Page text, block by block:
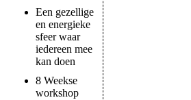
Een gezellige
en energieke
sfeer waar
iedereen mee
kan doen
8 Weekse
workshop